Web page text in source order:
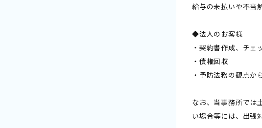
給与の未払いや不当
◆法人のお客様
・契約書作成、チェ
・債権回収
・予防法務の観点か
なお、当事務所では
い場合等には、出張